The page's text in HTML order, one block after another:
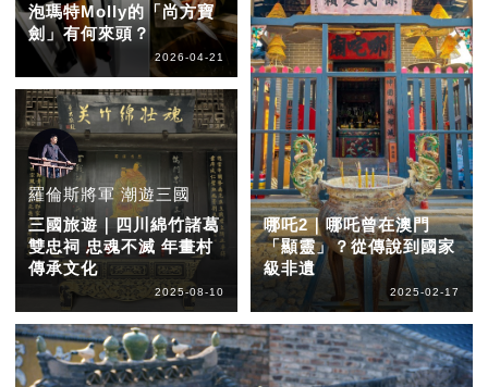
泡瑪特Molly的「尚方寶
劍」有何來頭？
2026-04-21
羅倫斯將軍 潮遊三國
三國旅遊｜四川綿竹諸葛
雙忠祠 忠魂不滅 年畫村
傳承文化
2025-08-10
哪吒2｜哪吒曾在澳門
「顯靈」？從傳說到國家
級非遺
2025-02-17